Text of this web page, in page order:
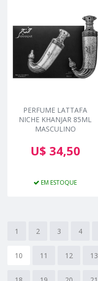
PERFUME LATTAFA
NICHE KHANJAR 85ML
MASCULINO
U$ 34,50
EM ESTOQUE
1 2 3 4
10 11 12 13